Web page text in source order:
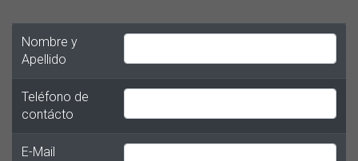
Nombre y
Apellido
Teléfono de
contácto
E-Mail